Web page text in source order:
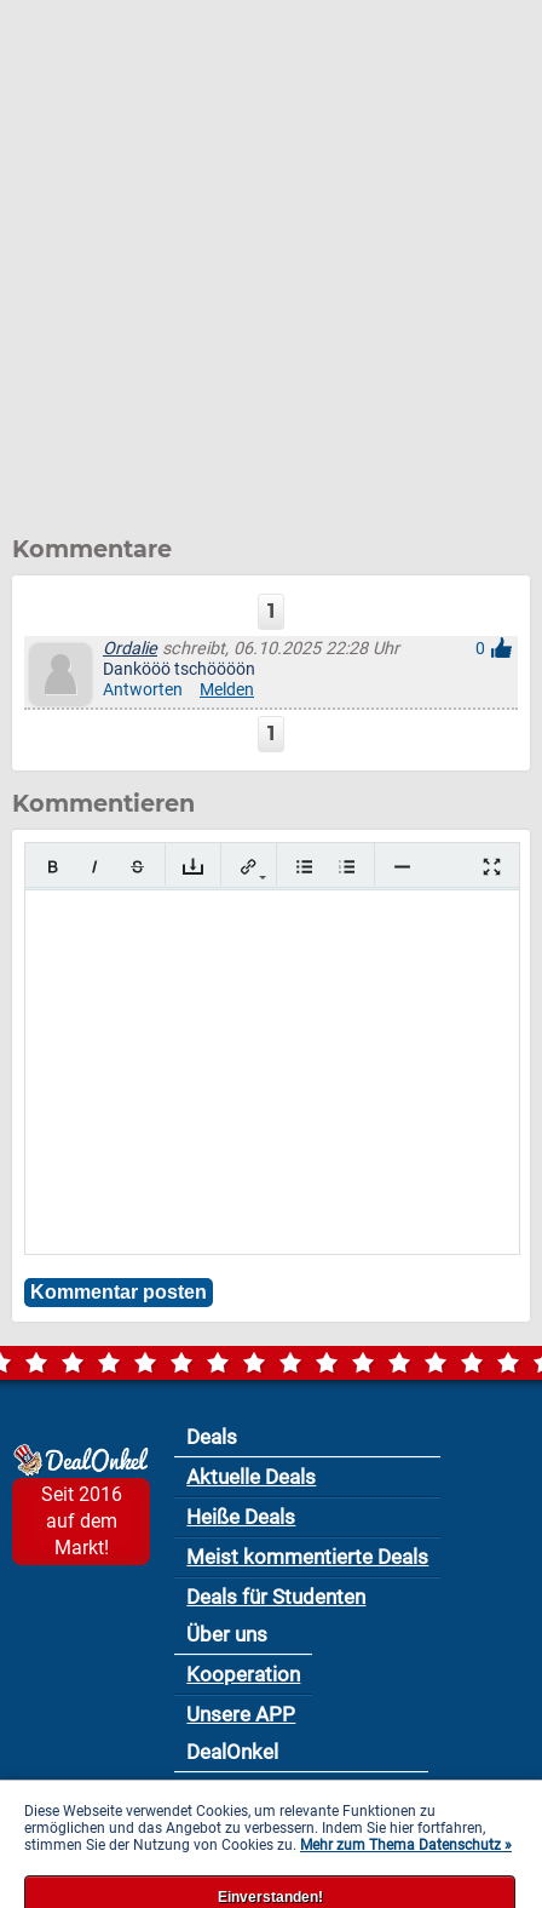
Kommentare
1
Ordalieschreibt, 06.10.2025 22:28 Uhr
0
Dankööö tschöööön
Antworten
Melden
1
Kommentieren
Seit 2016
auf dem
Markt!
Deals
Aktuelle Deals
Heiße Deals
Meist kommentierte Deals
Deals für Studenten
Über uns
Kooperation
Unsere APP
DealOnkel
Datenschutzbestimmung
Impressum
Diese Webseite verwendet Cookies, um relevante Funktionen zu
ermöglichen und das Angebot zu verbessern. Indem Sie hier fortfahren,
stimmen Sie der Nutzung von Cookies zu. Mehr zum Thema Datenschutz »